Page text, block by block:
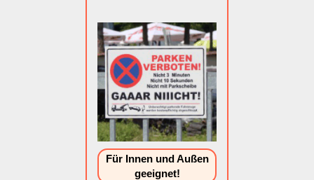
Für Innen und Außen
geeignet!